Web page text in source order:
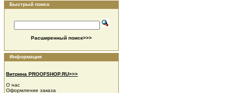
Быстрый поиск
Расширенный поиск>>>
Информация
Витрина PROOFSHOP.RU>>>
О нас
Оформление заказа